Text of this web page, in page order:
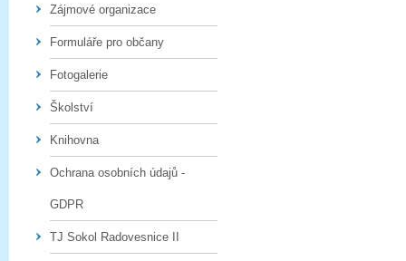
Zájmové organizace
Formuláře pro občany
Fotogalerie
Školství
Knihovna
Ochrana osobních údajů -
GDPR
TJ Sokol Radovesnice II